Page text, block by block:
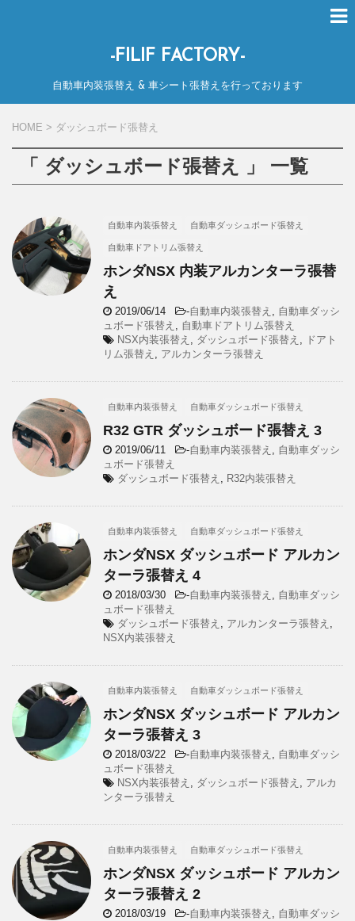
-FILIF FACTORY-
自動車内装張替え & 車シート張替えを行っております
HOME > ダッシュボード張替え
「 ダッシュボード張替え 」 一覧
自動車内装張替え 自動車ダッシュボード張替え
自動車ドアトリム張替え
ホンダNSX 内装アルカンターラ張替
え
2019/06/14 -自動車内装張替え , 自動車ダッシ
ュボード張替え , 自動車ドアトリム張替え
NSX内装張替え , ダッシュボード張替え , ドアト
リム張替え , アルカンターラ張替え
自動車内装張替え 自動車ダッシュボード張替え
R32 GTR ダッシュボード張替え 3
2019/06/11 -自動車内装張替え , 自動車ダッシ
ュボード張替え
ダッシュボード張替え , R32内装張替え
自動車内装張替え 自動車ダッシュボード張替え
ホンダNSX ダッシュボード アルカン
ターラ張替え 4
2018/03/30 -自動車内装張替え , 自動車ダッシ
ュボード張替え
ダッシュボード張替え , アルカンターラ張替え ,
NSX内装張替え
自動車内装張替え 自動車ダッシュボード張替え
ホンダNSX ダッシュボード アルカン
ターラ張替え 3
2018/03/22 -自動車内装張替え , 自動車ダッシ
ュボード張替え
NSX内装張替え , ダッシュボード張替え , アルカ
ンターラ張替え
自動車内装張替え 自動車ダッシュボード張替え
ホンダNSX ダッシュボード アルカン
ターラ張替え 2
2018/03/19 -自動車内装張替え , 自動車ダッシ